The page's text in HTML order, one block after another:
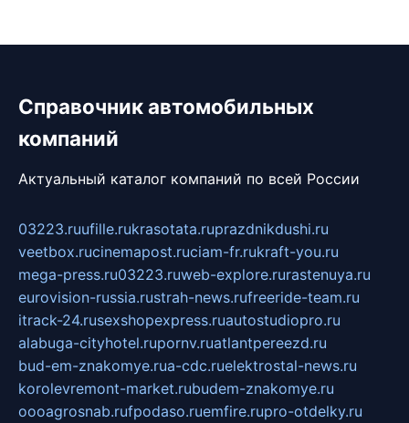
Справочник автомобильных
компаний
Актуальный каталог компаний по всей России
03223.ruufille.rukrasotata.ruprazdnikdushi.ru
veetbox.rucinemapost.ruciam-fr.rukraft-you.ru
mega-press.ru03223.ruweb-explore.rurastenuya.ru
eurovision-russia.rustrah-news.rufreeride-team.ru
itrack-24.rusexshopexpress.ruautostudiopro.ru
alabuga-cityhotel.rupornv.ruatlantpereezd.ru
bud-em-znakomye.rua-cdc.ruelektrostal-news.ru
korolevremont-market.rubudem-znakomye.ru
oooagrosnab.rufpodaso.ruemfire.rupro-otdelky.ru